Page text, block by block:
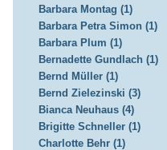
Barbara Montag (1)
Barbara Petra Simon (1)
Barbara Plum (1)
Bernadette Gundlach (1)
Bernd Müller (1)
Bernd Zielezinski (3)
Bianca Neuhaus (4)
Brigitte Schneller (1)
Charlotte Behr (1)